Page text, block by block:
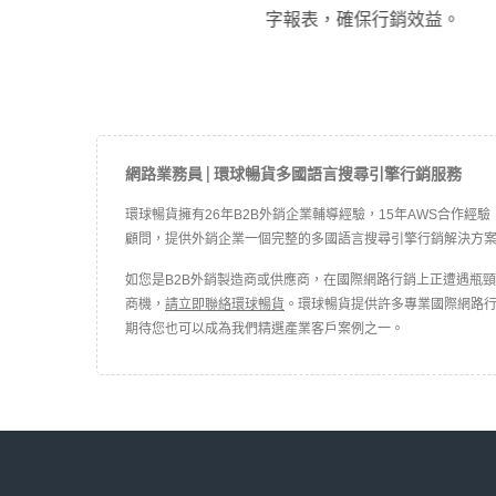
字報表，確保行銷效益。
網路業務員 | 環球暢貨多國語言搜尋引擎行銷服務
環球暢貨擁有26年B2B外銷企業輔導經驗，15年AWS合作經
顧問，提供外銷企業一個完整的多國語言搜尋引擎行銷解決方
如您是B2B外銷製造商或供應商，在國際網路行銷上正遭遇瓶
商機， 請立即聯絡環球暢貨 。環球暢貨提供許多專業國際網路
期待您也可以成為我們精選產業客戶案例之一。